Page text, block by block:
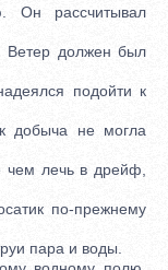
рассчитывал
должен был
подойти к
не могла
лечь в дрейф,
по-прежнему
пара и воды.